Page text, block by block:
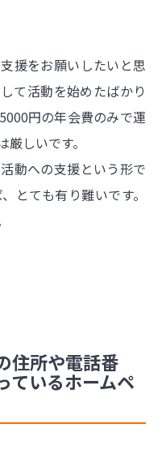
援をお願いしたいと思
て活動を始めたばかり
円の年会費のみで運
しいです。
動への支援という形で
とても有り難いです。
住所や電話番
ているホームペ